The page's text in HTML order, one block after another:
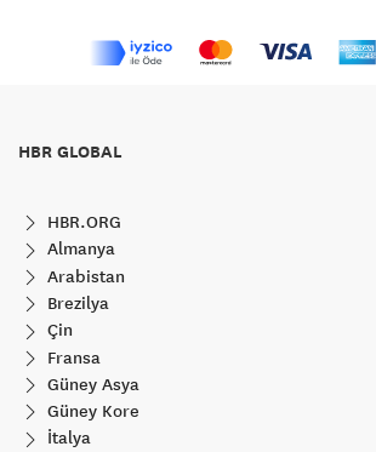
HBR GLOBAL
HBR.ORG
Almanya
Arabistan
Brezilya
Çin
Fransa
Güney Asya
Güney Kore
İtalya